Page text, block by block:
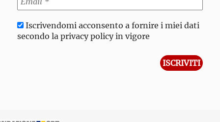
Iscrivendomi acconsento a fornire i miei dati
secondo la privacy policy in vigore